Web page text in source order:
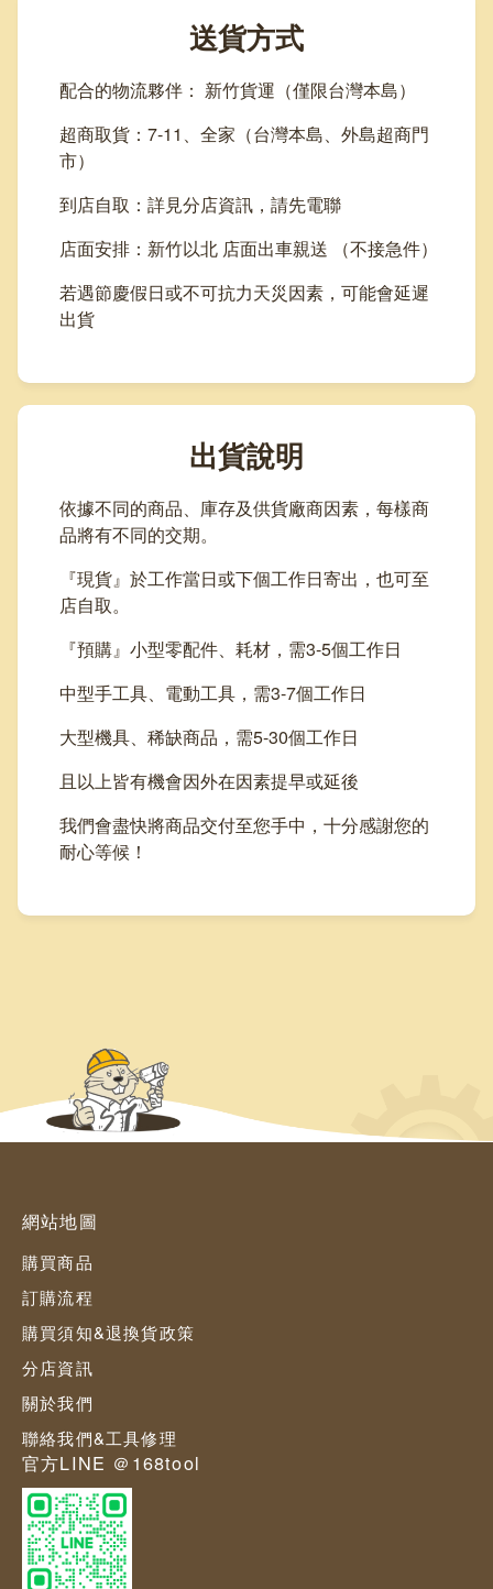
送貨方式
配合的物流夥伴： 新竹貨運（僅限台灣本島）
超商取貨：7-11、全家（台灣本島、外島超商門
市）
到店自取：詳見分店資訊，請先電聯
店面安排：新竹以北 店面出車親送 （不接急件）
若遇節慶假日或不可抗力天災因素，可能會延遲
出貨
出貨說明
依據不同的商品、庫存及供貨廠商因素，每樣商
品將有不同的交期。
『現貨』於工作當日或下個工作日寄出，也可至
店自取。
『預購』小型零配件、耗材，需3-5個工作日
中型手工具、電動工具，需3-7個工作日
大型機具、稀缺商品，需5-30個工作日
且以上皆有機會因外在因素提早或延後
我們會盡快將商品交付至您手中，十分感謝您的
耐心等候！
網站地圖
購買商品
訂購流程
購買須知&退換貨政策
分店資訊
關於我們
聯絡我們&工具修理
官方LINE ＠168tool